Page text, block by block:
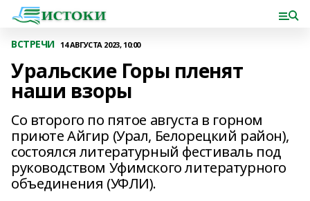
ВСТРЕЧИ 14 АВГУСТА 2023, 10:00
Уральские Горы пленят
наши взоры
Со второго по пятое августа в горном
приюте Айгир (Урал, Белорецкий район),
состоялся литературный фестиваль под
руководством Уфимского литературного
объединения (УФЛИ).